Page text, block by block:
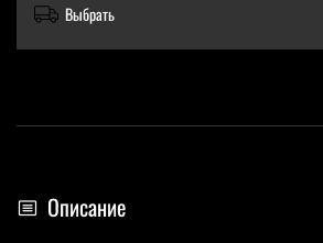
Выбрать
Описание